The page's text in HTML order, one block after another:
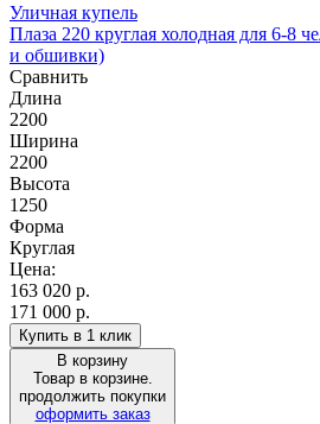
Уличная купель
Плаза 220 круглая холодная для 6-8
и обшивки)
Сравнить
Длина
2200
Ширина
2200
Высота
1250
Форма
Круглая
Цена:
163 020 р.
171 000 р.
Купить в 1 клик
В корзину
Товар в корзине.
продолжить покупки
оформить заказ